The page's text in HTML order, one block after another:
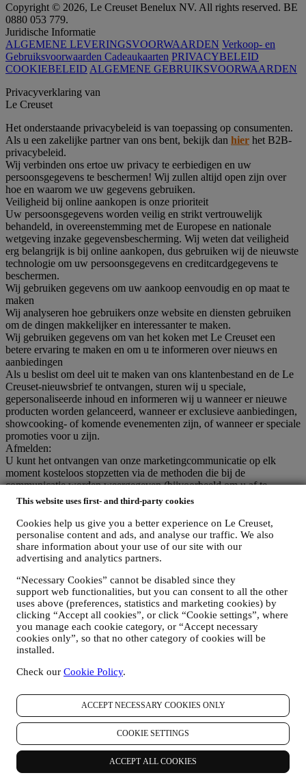
This website uses first- and third-party cookies
Cookies help us give you a better experience on Le Creuset,
personalise content and ads, and analyse our traffic. We also
share information about your use of our site with our
advertising and analytics partners.
“Necessary Cookies” cannot be disabled since they
support web functionalities, but you can consent to all the other
uses above (preferences, statistics and marketing cookies) by
clicking “Accept all cookies”, or click “Cookie settings”, where
you manage each cookie category, or “Accept necessary
cookies only”, so that no other category of cookies will be
installed.
Check our Cookie Policy.
ACCEPT NECESSARY COOKIES ONLY
COOKIE SETTINGS
ACCEPT ALL COOKIES
Copyright © 2026, Le Creuset Benelux NV. All rights reserved. BE
0880 053 779.
Juridische Informatie
ALGEMENE LEVERINGSVOORWAARDEN Verkoop- en
Gebruiksvoorwaarden Cadeaukaarten PRIVACYBELEID
COOKIEBELEID ALGEMENE GEBRUIKSVOORWAARDEN
Privacyverklaring van
Le Creuset
Het onderstaande privacybeleid is van toepassing op consumenten.
Als u een zakelijke partner van ons bent, bekijk dan hier het B2B-
privacybeleid.
Wij verbinden ons ertoe uw privacy te eerbiedigen en uw
persoonsgegevens te beschermen! Wij zullen altijd open zijn over
hoe en waarom we uw gegevens gebruiken.
Veiligheid bij online aankopen is onze prioriteit
Uw persoonsgegevens worden veilig en strikt vertrouwelijk
behandeld, in overeenstemming met de Europese en nationale
wetgeving inzake gegevensbescherming. Wij weten dat veiligheid
erg belangrijk is bij online aankopen, dus gebruiken wij de nieuwste
technologie om uw persoonsgegevens en creditcardgegevens te
beschermen.
Wij gebruiken gegevens om uw aankoop eenvoudig en op maat te
maken
Wij analyseren hoe gebruikers onze website en diensten gebruiken
om de dingen makkelijker en interessanter te maken.
Wij gebruiken gegevens om van het koken met Le Creuset een
betere ervaring te maken en om u te informeren over nieuws en
aanbiedingen
Als u beslist om deel uit te maken van ons klantenbestand en de Le
Creuset-nieuwsbrief te ontvangen, sturen wij u speciale,
gepersonaliseerde inhoud en informeren wij u wanneer er nieuwe
producten worden gelanceerd, wanneer er exclusieve aanbiedingen,
showcooking- of komende evenementen zijn, of wanneer er speciale
promoties voor u zijn.
Afmelden:
U kunt het ontvangen van onze marketingcommunicatie op elk
moment kosteloos stopzetten via de methoden die bij de
communicatie worden weergegeven (bijvoorbeeld om u af te
melden voor de nieuwsbrief kunt u klikken op de afmeldlink
onderaan elke e-mail). Als u een van onze marketingactiviteiten wilt
stopzetten, kunt u in ieder geval een e-mail sturen naar.Uw
afmelding zal zo snel mogelijk worden verwerkt, maar in sommige
omstandigheden kunt u nog enkele berichten ontvangen totdat de
afmelding volledig is verwerkt.
Vergeet niet dat u de controle hebt over uw gegevens en dat u uw
voorkeuren te allen tijde kunt beheren. U kunt erop rekenen dat wij
uw gegevens nooit zonder uw toestemming aan derden zullen
doorgeven voor hun eigen marketingdoeleinden. Voor informatie of
om uw privacyrechten uit te oefenen, kunt u ons mailen op
privacy@lecreuset.comom ons te laten weten waar wij u mee van
Volledige Privacyverklaring van Le Creuset
te beschermen en in deze verklaring wordt uitgelegd hoe wij uw
persoonsgegevens verzamelen en verwerken in overeenstemming
met de EU-wetgeving inzake gegevensbescherming (met inbegrip
van de EU Algemene Verordening Gegevensbescherming
2016/679) en de wet inzake gegevensbescherming die van
toepassing is in uw land, gebied of locatie (de
"Gegevensbeschermingswetten").